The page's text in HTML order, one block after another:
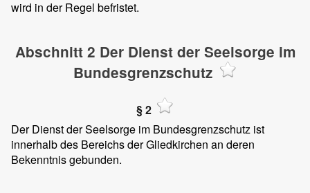
wird in der Regel befristet.
Abschnitt 2 Der Dienst der Seelsorge im
Bundesgrenzschutz
§ 2
Der Dienst der Seelsorge im Bundesgrenzschutz ist
innerhalb des Bereichs der Gliedkirchen an deren
Bekenntnis gebunden.